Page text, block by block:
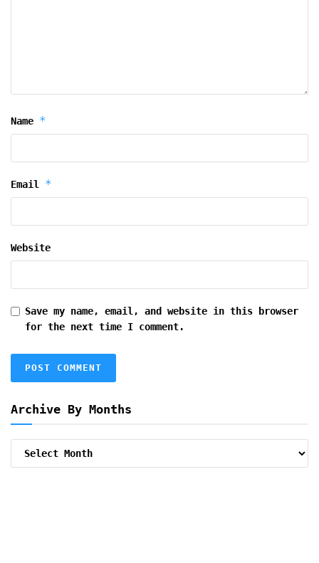
Name *
Email *
Website
Save my name, email, and website in this browser
for the next time I comment.
Archive By Months
Archive